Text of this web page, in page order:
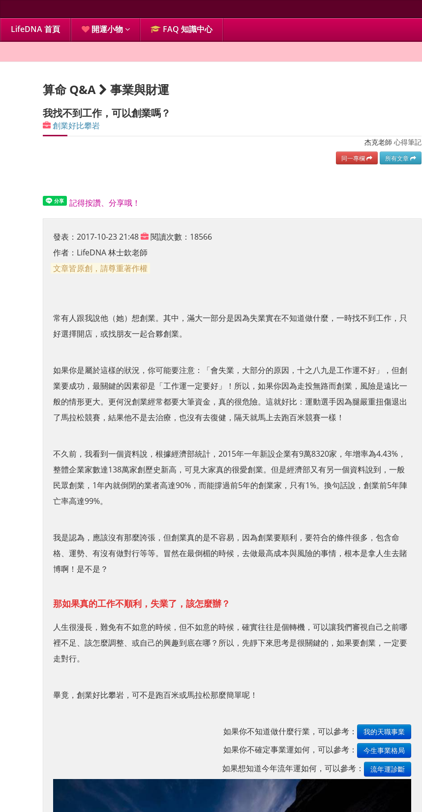
LifeDNA 首頁 開運小物 FAQ 知識中心
算命 Q&A 事業與財運
我找不到工作，可以創業嗎？
創業好比攀岩
杰克老師 心得筆記
同一專欄 所有文章
記得按讚、分享哦！
發表：2017-10-23 21:48
閱讀次數：18566
作者： LifeDNA 林士欽老師
文章皆原創，請尊重著作權
常有人跟我說他（她）想創業。其中，滿大一部分是因為失業實在不知道做什麼，一時找不到工作，只
好選擇開店，或找朋友一起合夥創業。
如果你是屬於這樣的狀況，你可能要注意：「會失業，大部分的原因，十之八九是工作運不好」，但創
業要成功，最關鍵的因素卻是「工作運一定要好」！所以，如果你因為走投無路而創業，風險是遠比一
般的情形更大。更何況創業經常都要大筆資金，真的很危險。這就好比：運動選手因為腿嚴重扭傷退出
了馬拉松競賽，結果他不是去治療，也沒有去復健，隔天就馬上去跑百米競賽一樣！
不久前，我看到一個資料說，根據經濟部統計，2015年一年新設企業有9萬8320家，年增率為4.43%，
整體企業家數達138萬家創歷史新高，可見大家真的很愛創業。但是經濟部又有另一個資料說到，一般
民眾創業，1年內就倒閉的業者高達90%，而能撐過前5年的創業家，只有1%。換句話說，創業前5年陣
亡率高達99%。
我是認為，應該沒有那麼誇張，但創業真的是不容易，因為創業要順利，要符合的條件很多，包含命
格、運勢、有沒有做對行等等。冒然在最倒楣的時候，去做最高成本與風險的事情，根本是拿人生去賭
博啊！是不是？
那如果真的工作不順利，失業了，該怎麼辦？
人生很漫長，難免有不如意的時候，但不如意的時候，確實往往是個轉機，可以讓我們審視自己之前哪
裡不足、該怎麼調整、或自己的興趣到底在哪？所以，先靜下來思考是很關鍵的，如果要創業，一定要
走對行。
畢竟，創業好比攀岩，可不是跑百米或馬拉松那麼簡單呢！
如果你不知道做什麼行業，可以參考： 我的天職事業
如果你不確定事業運如何，可以參考： 今生事業格局
如果想知道今年流年運如何，可以參考： 流年運診斷